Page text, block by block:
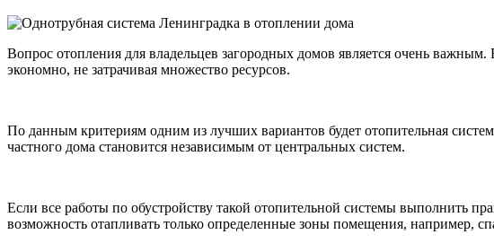
Вопрос отопления для владельцев загородных домов является очень
экономно, не затрачивая множество ресурсов.
По данным критериям одним из лучших вариантов будет отопительная
частного дома становится независимым от центральных систем.
Если все работы по обустройству такой отопительной системы выполнить
возможность отапливать только определенные зоны помещения, например,